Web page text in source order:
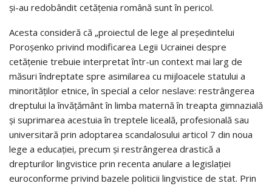
și-au redobândit cetățenia română sunt în pericol.
Acesta consideră că „proiectul de lege al președintelui
Poroșenko privind modificarea Legii Ucrainei despre
cetățenie trebuie interpretat într-un context mai larg de
măsuri îndreptate spre asimilarea cu mijloacele statului a
minorităților etnice, în special a celor neslave: restrângerea
dreptului la învățământ în limba maternă în treapta gimnazială
și suprimarea acestuia în treptele liceală, profesională sau
universitară prin adoptarea scandalosului articol 7 din noua
lege a educației, precum și restrângerea drastică a
drepturilor lingvistice prin recenta anulare a legislației
euroconforme privind bazele politicii lingvistice de stat. Prin